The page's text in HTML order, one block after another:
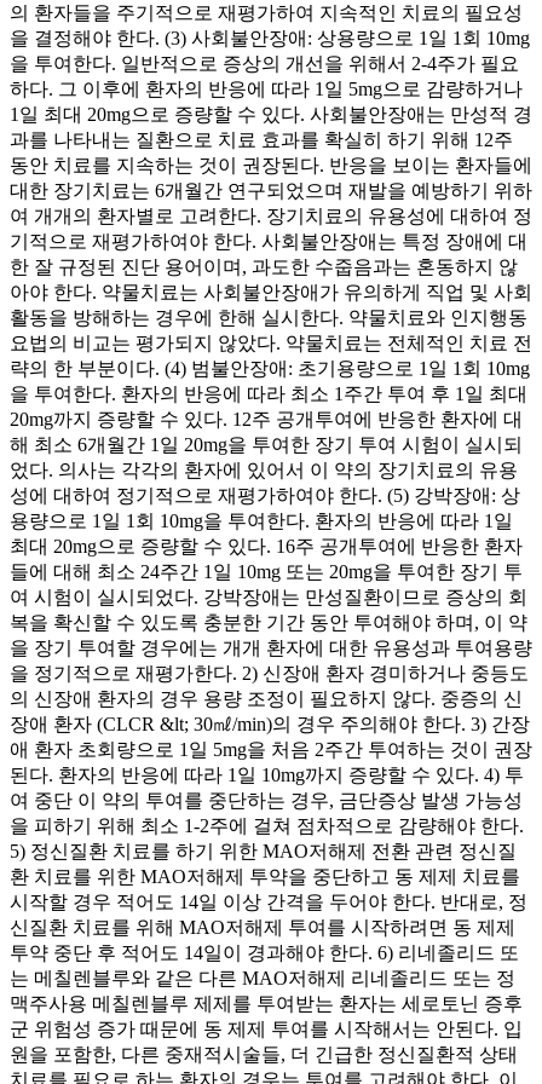
의 환자들을 주기적으로 재평가하여 지속적인 치료의 필요성
을 결정해야 한다. (3) 사회불안장애: 상용량으로 1일 1회 10mg
을 투여한다. 일반적으로 증상의 개선을 위해서 2-4주가 필요
하다. 그 이후에 환자의 반응에 따라 1일 5mg으로 감량하거나
1일 최대 20mg으로 증량할 수 있다. 사회불안장애는 만성적 경
과를 나타내는 질환으로 치료 효과를 확실히 하기 위해 12주
동안 치료를 지속하는 것이 권장된다. 반응을 보이는 환자들에
대한 장기치료는 6개월간 연구되었으며 재발을 예방하기 위하
여 개개의 환자별로 고려한다. 장기치료의 유용성에 대하여 정
기적으로 재평가하여야 한다. 사회불안장애는 특정 장애에 대
한 잘 규정된 진단 용어이며, 과도한 수줍음과는 혼동하지 않
아야 한다. 약물치료는 사회불안장애가 유의하게 직업 및 사회
활동을 방해하는 경우에 한해 실시한다. 약물치료와 인지행동
요법의 비교는 평가되지 않았다. 약물치료는 전체적인 치료 전
략의 한 부분이다. (4) 범불안장애: 초기용량으로 1일 1회 10mg
을 투여한다. 환자의 반응에 따라 최소 1주간 투여 후 1일 최대
20mg까지 증량할 수 있다. 12주 공개투여에 반응한 환자에 대
해 최소 6개월간 1일 20mg을 투여한 장기 투여 시험이 실시되
었다. 의사는 각각의 환자에 있어서 이 약의 장기치료의 유용
성에 대하여 정기적으로 재평가하여야 한다. (5) 강박장애: 상
용량으로 1일 1회 10mg을 투여한다. 환자의 반응에 따라 1일
최대 20mg으로 증량할 수 있다. 16주 공개투여에 반응한 환자
들에 대해 최소 24주간 1일 10mg 또는 20mg을 투여한 장기 투
여 시험이 실시되었다. 강박장애는 만성질환이므로 증상의 회
복을 확신할 수 있도록 충분한 기간 동안 투여해야 하며, 이 약
을 장기 투여할 경우에는 개개 환자에 대한 유용성과 투여용량
을 정기적으로 재평가한다. 2) 신장애 환자 경미하거나 중등도
의 신장애 환자의 경우 용량 조정이 필요하지 않다. 중증의 신
장애 환자 (CLCR &lt; 30㎖/min)의 경우 주의해야 한다. 3) 간장
애 환자 초회량으로 1일 5mg을 처음 2주간 투여하는 것이 권장
된다. 환자의 반응에 따라 1일 10mg까지 증량할 수 있다. 4) 투
여 중단 이 약의 투여를 중단하는 경우, 금단증상 발생 가능성
을 피하기 위해 최소 1-2주에 걸쳐 점차적으로 감량해야 한다.
5) 정신질환 치료를 하기 위한 MAO저해제 전환 관련 정신질
환 치료를 위한 MAO저해제 투약을 중단하고 동 제제 치료를
시작할 경우 적어도 14일 이상 간격을 두어야 한다. 반대로, 정
신질환 치료를 위해 MAO저해제 투여를 시작하려면 동 제제
투약 중단 후 적어도 14일이 경과해야 한다. 6) 리네졸리드 또
는 메칠렌블루와 같은 다른 MAO저해제 리네졸리드 또는 정
맥주사용 메칠렌블루 제제를 투여받는 환자는 세로토닌 증후
군 위험성 증가 때문에 동 제제 투여를 시작해서는 안된다. 입
원을 포함한, 다른 중재적시술들, 더 긴급한 정신질환적 상태